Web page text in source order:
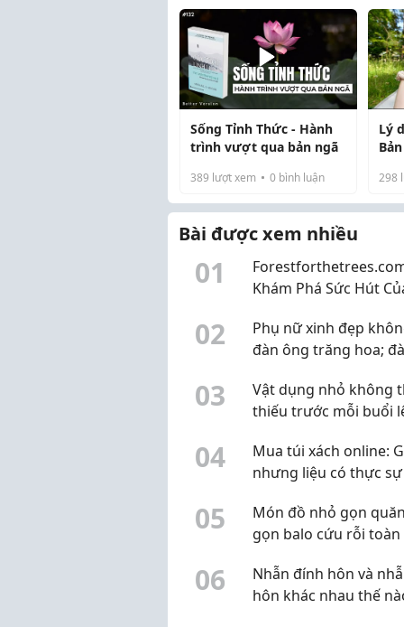
còn lại giận hay dỗi sẽ có
người nhắn ...
Sống Tỉnh Thức - Hành
trình vượt qua bản ngã
389 lượt xem 0 bình luận
Lý
Bản
298
Bài được xem nhiều
01
Khám Phá Sức Hút
Nẵng
02
Phụ nữ xinh đẹp
đàn ông trăng hoa;
chẳng ngại phụ nữ
03
Vật dụng nhỏ không
thiếu trước mỗi buổi
Video review!
04
Mua túi xách online:
nhưng liệu có thực
05
Món đồ nhỏ gọn
gọn balo cứu rỗi toàn
chuyển!
06
Nhẫn đính hôn và
hôn khác nhau thế